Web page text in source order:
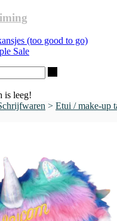
(too good to go)
Sale
is leeg!
> Etui / make-up